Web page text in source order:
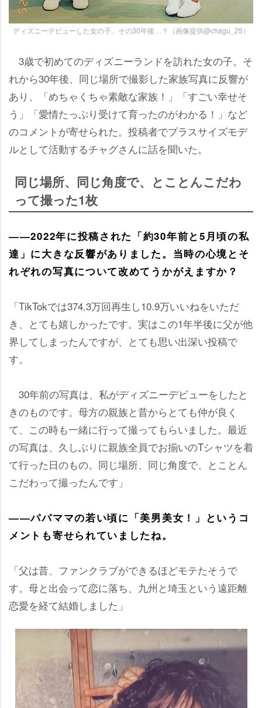
ディズニーデビューした女の子。その30年後…？（画像提供@chagu_25）
3歳で初めてのディズニーランドを訪れた女の子。そ
れから30年後、同じ場所で撮影した家族写真に反響が
あり、「めちゃくちゃ素敵な家族！」「すごい幸せそ
う」「愛情たっぷり受けて育ったのがわかる！」など
のコメントが寄せられた。投稿者でプラスサイズモデ
ルとして活動するチャグさんに話を聞いた。
同じ場所、同じ角度で、とことんこだわ
って撮った1枚
――2022年に投稿された「約30年前と5月頃の私
達」に大きな反響がありました。当時の心境とそ
れぞれの写真について改めてうかがえますか？
「TikTokでは374.3万回再生し10.9万いいねをいただ
き、とても嬉しかったです。実はこの1年半後に父が他
界してしまったんですが、とても思い出深い投稿で
す。
30年前の写真は、私がディズニーデビューをしたと
きのものです。母方の親族と昔からとても仲が良く
て、この時も一緒に行って撮ってもらいました。最近
の写真は、久しぶりに親族全員でお揃いのTシャツを着
て行った日のもの。同じ場所、同じ角度で、とことん
こだわって撮ったんです」
――パパママの若い頃に「美男美女！」というコ
メントも寄せられていましたね。
「父は昔、ファンクラブができるほどモテたそうで
す。母と出会って恋に落ち、九州と埼玉という遠距離
恋愛を経て結婚しました」